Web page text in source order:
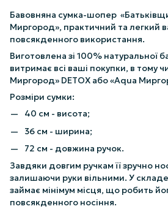
Бавовняна сумка-шопер
Миргород», практичний та легкий
повсякденного використання.
Виготовлена зі 100% натуральної
витримає всі ваші покупки, в тому
Миргород» DETOX або «Aqua
Розміри сумки:
40 см - висота;
36 см - ширина;
72 см - довжина ручок.
Завдяки довгим ручкам її зручно
залишаючи руки вільними. У
займає мінімум місця, що робить
повсякденного носіння.